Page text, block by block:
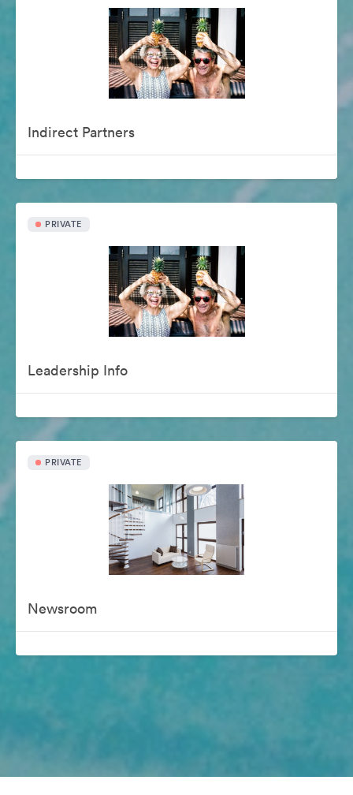
Indirect Partners
PRIVATE
Leadership Info
PRIVATE
Newsroom